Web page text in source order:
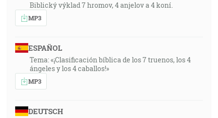
Biblický výklad 7 hromov, 4 anjelov a 4 koní.
MP3
ESPAÑOL
Tema: «¡Clasificación bíblica de los 7 truenos, los 4
ángeles y los 4 caballos!»
MP3
DEUTSCH